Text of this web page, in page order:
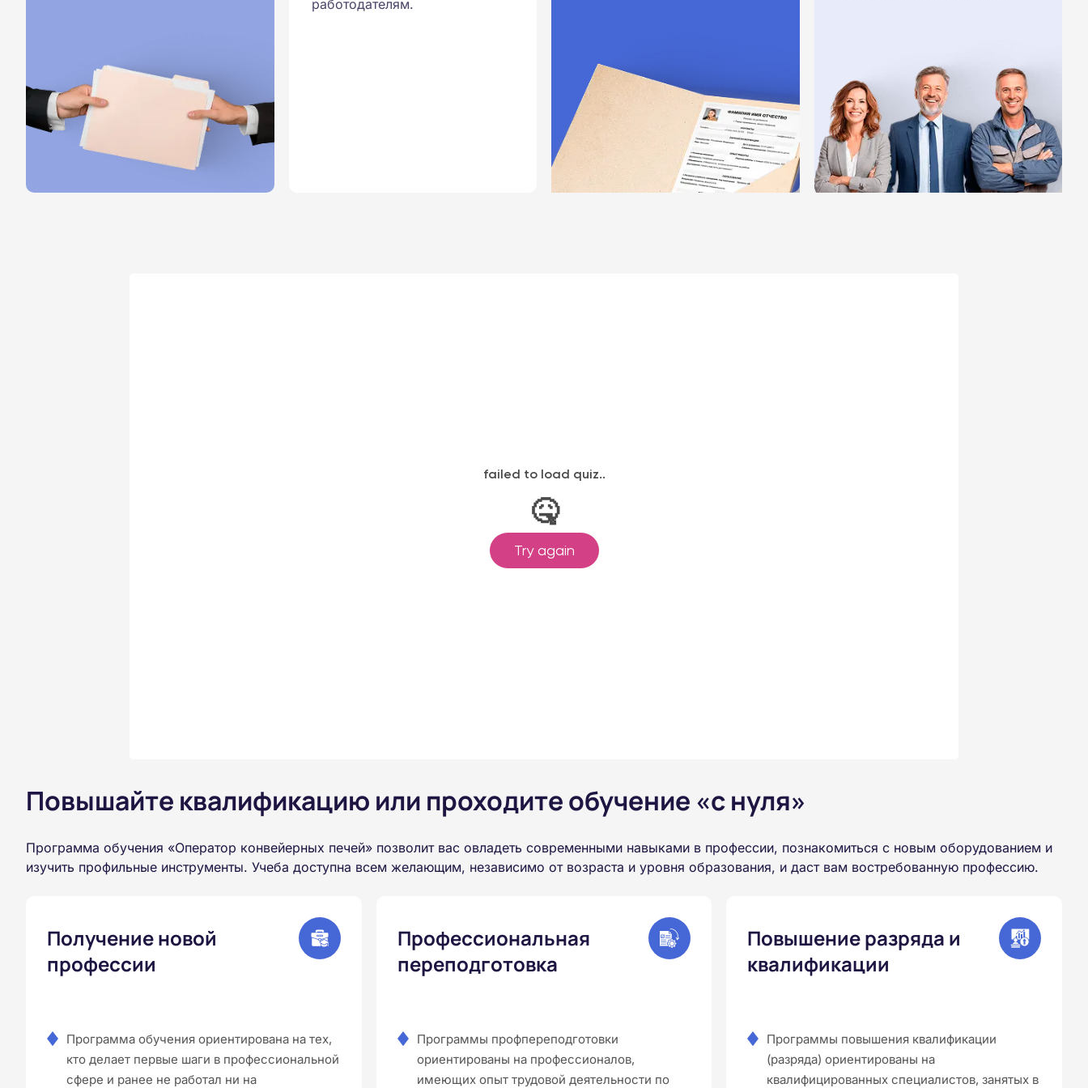
работодателям.
Повышайте квалификацию или проходите обучение «с нуля»
Программа обучения «Оператор конвейерных печей» позволит вас овладеть современными навыками в профессии, познакомиться с новым оборудованием и
изучить профильные инструменты. Учеба доступна всем желающим, независимо от возраста и уровня образования, и даст вам востребованную профессию.
Получение новой
профессии
Программа обучения ориентирована на тех,
кто делает первые шаги в профессиональной
сфере и ранее не работал ни на
Профессиональная
переподготовка
Программы профпереподготовки
ориентированы на профессионалов,
имеющих опыт трудовой деятельности по
Повышение разряда и
квалификации
Программы повышения квалификации
(разряда) ориентированы на
квалифицированных специалистов, занятых в